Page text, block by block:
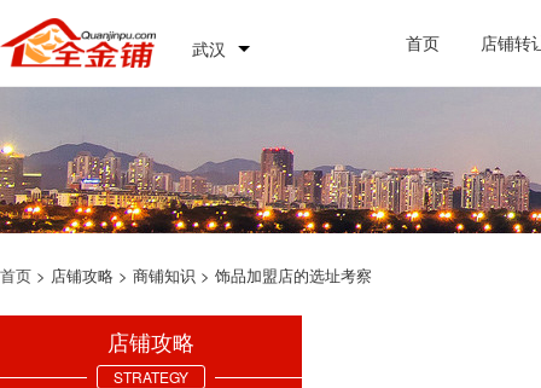
武汉 首页 店铺转
首页 > 店铺攻略 > 商铺知识 > 饰品加盟店的选址考察
店铺攻略
STRATEGY